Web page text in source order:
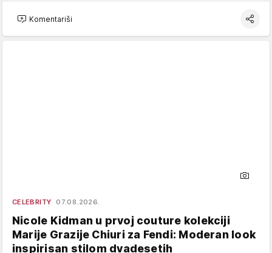
Komentariši
CELEBRITY 07.08.2026.
Nicole Kidman u prvoj couture kolekciji
Marije Grazije Chiuri za Fendi: Moderan look
inspirisan stilom dvadesetih